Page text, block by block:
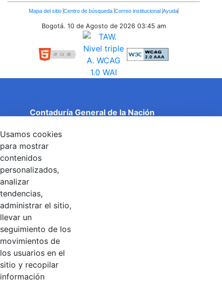
Enlaces
Inferiores
Mapa del sitio Centro de búsqueda Correo institucional Ayuda
Bogotá. 10 de Agosto de 2026 03:45 am
Contaduría General de la Nación
Entidad adscrita al Ministerio de Hacienda y Crédito
Público
Torre 1 (Aire) - Piso 15, Bogotá D.C., Colombia
Código Postal: 111071
Linkedin
Contacto
Línea de servicio al ciudadano: +57(601) 492 64 00
Correo Institucional:
Usamos cookies
para mostrar
contenidos
personalizados,
analizar
tendencias,
administrar el sitio,
llevar un
seguimiento de los
movimientos de
los usuarios en el
sitio y recopilar
información